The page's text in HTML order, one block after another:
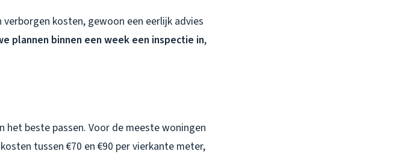
kosten, gewoon een eerlijk advies
plannen binnen een week een inspectie in,
het beste passen. Voor de meeste woningen
tussen €70 en €90 per vierkante meter,